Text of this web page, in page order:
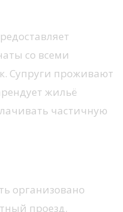
со всеми
Супруги проживают
жильё
частичную
организовано
проезд.